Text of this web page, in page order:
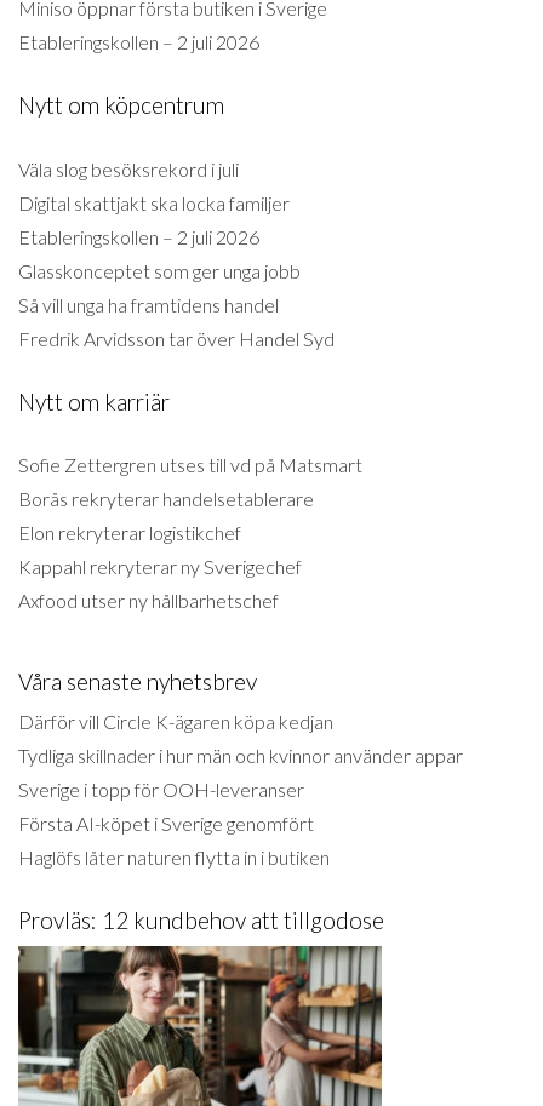
Miniso öppnar första butiken i Sverige
Etableringskollen – 2 juli 2026
Nytt om köpcentrum
Väla slog besöksrekord i juli
Digital skattjakt ska locka familjer
Etableringskollen – 2 juli 2026
Glasskonceptet som ger unga jobb
Så vill unga ha framtidens handel
Fredrik Arvidsson tar över Handel Syd
Nytt om karriär
Sofie Zettergren utses till vd på Matsmart
Borås rekryterar handelsetablerare
Elon rekryterar logistikchef
Kappahl rekryterar ny Sverigechef
Axfood utser ny hållbarhetschef
Våra senaste nyhetsbrev
Därför vill Circle K-ägaren köpa kedjan
Tydliga skillnader i hur män och kvinnor använder appar
Sverige i topp för OOH-leveranser
Första AI-köpet i Sverige genomfört
Haglöfs låter naturen flytta in i butiken
Provläs: 12 kundbehov att tillgodose